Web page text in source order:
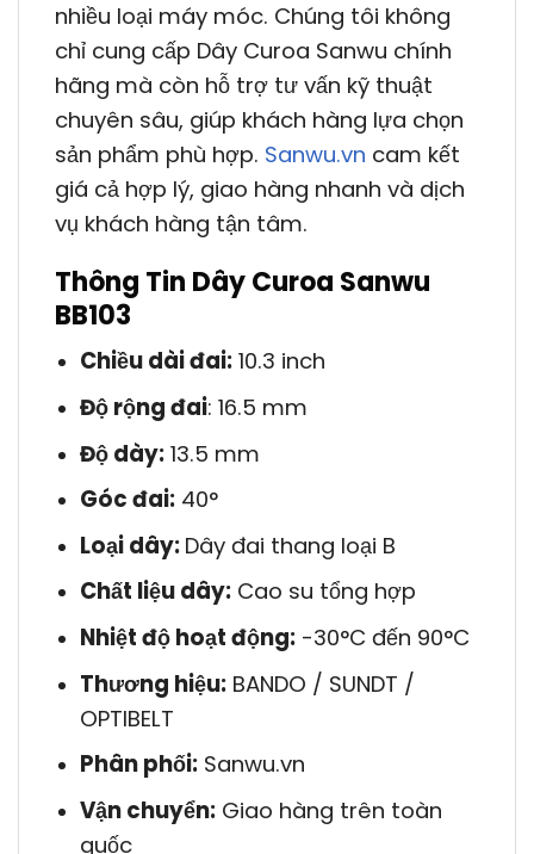
nhiều loại máy móc. Chúng tôi không
chỉ cung cấp Dây Curoa Sanwu chính
hãng mà còn hỗ trợ tư vấn kỹ thuật
chuyên sâu, giúp khách hàng lựa chọn
sản phẩm phù hợp. Sanwu.vn cam kết
giá cả hợp lý, giao hàng nhanh và dịch
vụ khách hàng tận tâm.
Thông Tin Dây Curoa Sanwu
BB103
Chiều dài đai:10.3 inch
Độ rộng đai: 16.5 mm
Độ dày:13.5 mm
Góc đai:40°
Loại dây: Dây đai thang loại B
Chất liệu dây:Cao su tổng hợp
Nhiệt độ hoạt động:-30°C đến 90°C
Thương hiệu:BANDO / SUNDT /
OPTIBELT
Phân phối:Sanwu.vn
Vận chuyển:Giao hàng trên toàn
quốc